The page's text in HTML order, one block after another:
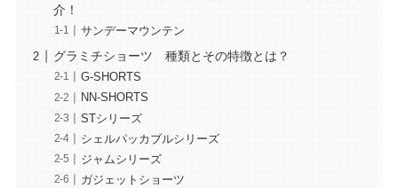
介！
サンデーマウンテン
グラミチショーツ 種類とその特徴とは？
G-SHORTS
NN-SHORTS
STシリーズ
シェルパッカブルシリーズ
ジャムシリーズ
ガジェットショーツ